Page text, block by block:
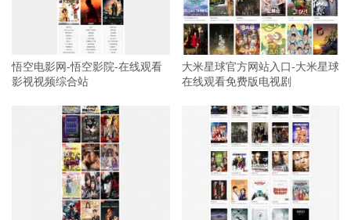
悟空电影网-悟空影院-在线观看
影视视频综合站
大米星球官方网站入口-大米星球
在线观看免费版电视剧